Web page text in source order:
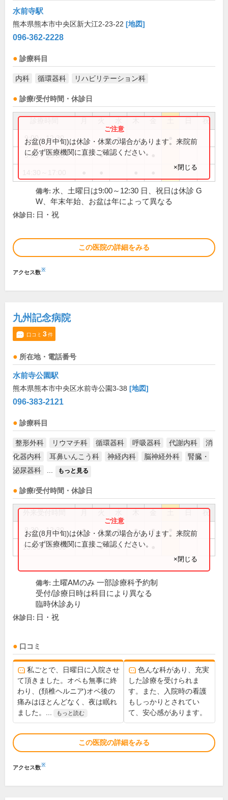
水前寺駅
熊本県熊本市中央区新大江2-23-22 [地図]
096-362-2228
診療科目
内科 循環器科 リハビリテーション科
診療/受付時間・休診日
祝
9:00～12:30 ●
9:00～13:00 ● ● ●
お盆(8月中旬)は休診・休業の場合があります。来院前
に必ず医療機関に直接ご確認ください。
×閉じる
備考: 水、土曜日は9:00～12:30 日、祝日は休診 G
W、年末年始、お盆は年によって異なる
休診日: 日・祝
この医院の詳細をみる
アクセス数※
九州記念病院
口コミ 3件
所在地・電話番号
水前寺公園駅
熊本県熊本市中央区水前寺公園3-38 [地図]
096-383-2121
診療科目
整形外科 リウマチ科 循環器科 呼吸器科 代謝内科
消
化器内科
耳鼻いんこう科 神経内科 脳神経外科
腎臓・
泌尿器科
もっと見る
診療/受付時間・休診日
祝
8:30～12:30 ● ● ● ● ●
13:30～17:00 ● ● ● ●
お盆(8月中旬)は休診・休業の場合があります。来院前
に必ず医療機関に直接ご確認ください。
×閉じる
備考: 土曜AMのみ 一部診療科予約制
受付/診療日時は科目により異なる
臨時休診あり
休診日: 日・祝
口コミ
私ごとで、日曜日に入院させ
て頂きました。オペも無事に終
わり、(頚椎ヘルニア)オペ後の
痛みはほとんどなく、夜は眠れ
ました。...
もっと読む
色んな科があり、充実
した診療を受けられま
す。また、入院時の看護
もしっかりとされてい
て、安心感があります。
この医院の詳細をみる
アクセス数※